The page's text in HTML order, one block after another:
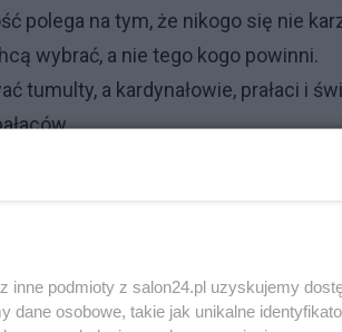
polega na tym, że nikogo się nie
wybrać, a nie tego kogo powinni.
tumulty, a kardynałowie, prałaci i
i demokracji, aby zrezygnowali z
aborcji. Podkreślił, że ludzie
im bezpieczeństwo,
demokracji jest według
i manipulują świadomością
inne podmioty z salon24.pl uzyskujemy
dane osobowe, takie jak unikalne